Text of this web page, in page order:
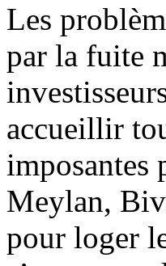
Les
par la fuite
accueillir
imposantes
Meylan,
pour loger